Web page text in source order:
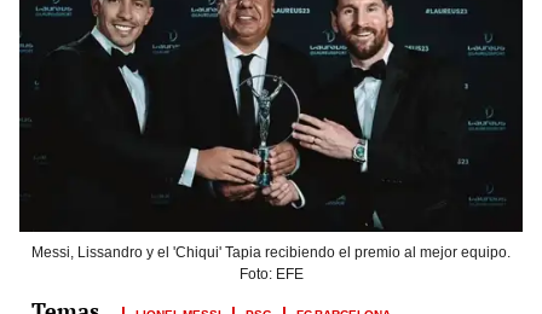
Messi, Lissandro y el 'Chiqui' Tapia recibiendo el premio al mejor equipo.
Foto: EFE